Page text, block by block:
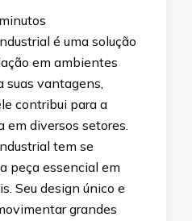
minutos
é uma solução
em ambientes
suas vantagens,
contribui para a
em diversos setores.
tem se
peça essencial em
Seu design único e
grandes